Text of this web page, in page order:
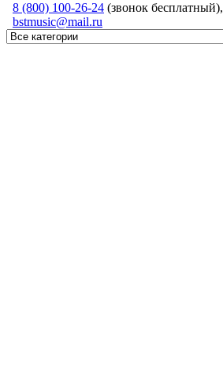
8 (800) 100-26-24 (звонок бесплатный),
bstmusic@mail.ru